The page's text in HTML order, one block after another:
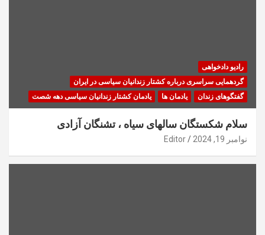
رادیو دادخواهی
گردهمایی سراسری درباره کشتار زندانیان سیاسی در ایران
گفتگوهای زندان
یادمان ها یادمان کشتار زندانیان سیاسی دهه شصت
سلام شکستگان سالهای سیاه ، تشنگان آزادی
نوامبر 19, 2024 Editor